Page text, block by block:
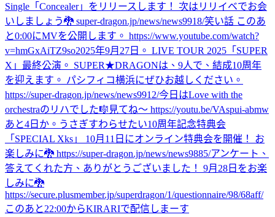
Single「Concealer」をリリースします！ 次はリリイベでお会
いしましょう🐉 super-dragon.jp/news/news9918/笑い話 このあ
と0:00にMVを公開します。 https://www.youtube.com/watch?
v=hmGxAiTZ9so2025年9月27日。 LIVE TOUR 2025「SUPER
X」最終公演。 SUPER★DRAGONは、9人で、結成10周年
を迎えます。 パシフィコ横浜にぜひお越しください。
https://super-dragon.jp/news/news9912/今日はLove with the
orchestraのリハでした🎼 見てね〜 https://youtu.be/VAspui-abmw
あと4日か。 うさぎすわらせたい10周年記念特典会
「SPECIAL Xks」 10月11日にオンライン特典会を開催！ お
楽しみに🐉 https://super-dragon.jp/news/news9885/アンケート、
答えてくれた方、ありがとうございました！ 9月28日をお楽
しみに🐉
https://secure.plusmember.jp/superdragon/1/questionnaire/98/68aff/
このあと22:00からKIRARIで配信しまーす